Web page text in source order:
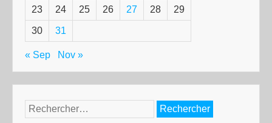
23 24 25 26 27 28 29
30 31
« Sep Nov »
Rechercher :